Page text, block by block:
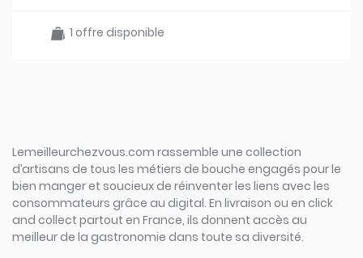
1 offre disponible
Lemeilleurchezvous.com rassemble une collection
d’artisans de tous les métiers de bouche engagés pour le
bien manger et soucieux de réinventer les liens avec les
consommateurs grâce au digital. En livraison ou en click
and collect partout en France, ils donnent accès au
meilleur de la gastronomie dans toute sa diversité.